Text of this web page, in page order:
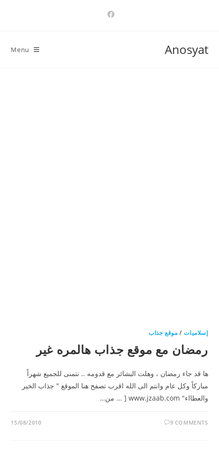
Anosyat
Menu
إسلاميات/ موقع جذاب
رمضان مع موقع جذاب هالمره غير
ها قد جاء رمضان ، وهلت البشائر مع قدومه .. نتمنى للجميع شهراً
مباركاً وكل عام وانتم الى الله اقرب تصفح هنا الموقع " جذاب الخير
والعطااء" www.jzaab.com [ ... من…
9 COMMENTS
15/08/2010